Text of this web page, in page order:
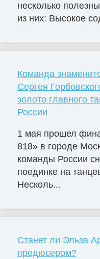
несколько
из них: Высокое
Команда
Сергея
золото главного
России
1 мая прошел
818» в городе
команды России
поединке на
Несколь...
Станет ли Эльза
продюсером?